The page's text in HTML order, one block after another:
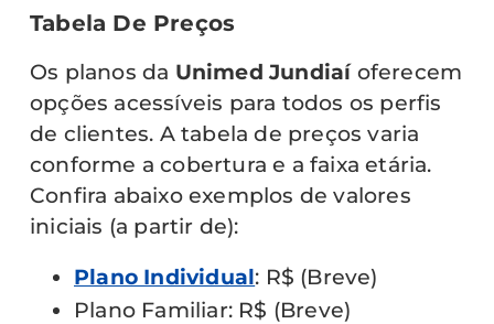
Tabela De Preços
Os planos da Unimed Jundiaíoferecem
opções acessíveis para todos os perfis
de clientes. A tabela de preços varia
conforme a cobertura e a faixa etária.
Confira abaixo exemplos de valores
iniciais (a partir de):
Plano Individual: R$ (Breve)
Plano Familiar: R$ (Breve)